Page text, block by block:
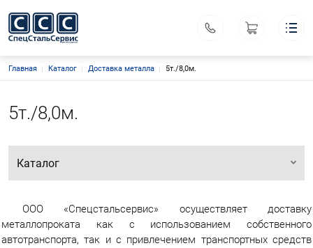
Спецстальсервис
Меню каталога
Каталог
Личный кабинет
ИНН 3525128510
Офис: г. Вологда, ул. Судоремонтная, д. 26А
Строка навигации
Главная Каталог Доставка металла 5т./8,0м.
5т./8,0м.
Каталог
ООО «Спецстальсервис» осуществляет доставку
металлопроката как с использованием собственного
автотранспорта, так и с привлечением транспортных средств